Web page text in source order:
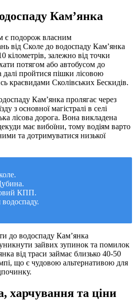
Кам’янка
є подорож власним
від Сколе до водоспаду Кам’янка
кілометрів, залежно від точки
потягом або автобусом до
пройтися пішки лісовою
краєвидами Сколівських Бескидів.
Кам’янка пролягає через
з основної магістралі в селі
лісова дорога. Вона викладена
має вибоїни, тому водіям варто
та дотримуватися низької
КПП.
до водоспаду Кам’янка
зайвих зупинок та помилок
від траси займає близько 40-50
що є чудовою альтернативою для
харчування та ціни